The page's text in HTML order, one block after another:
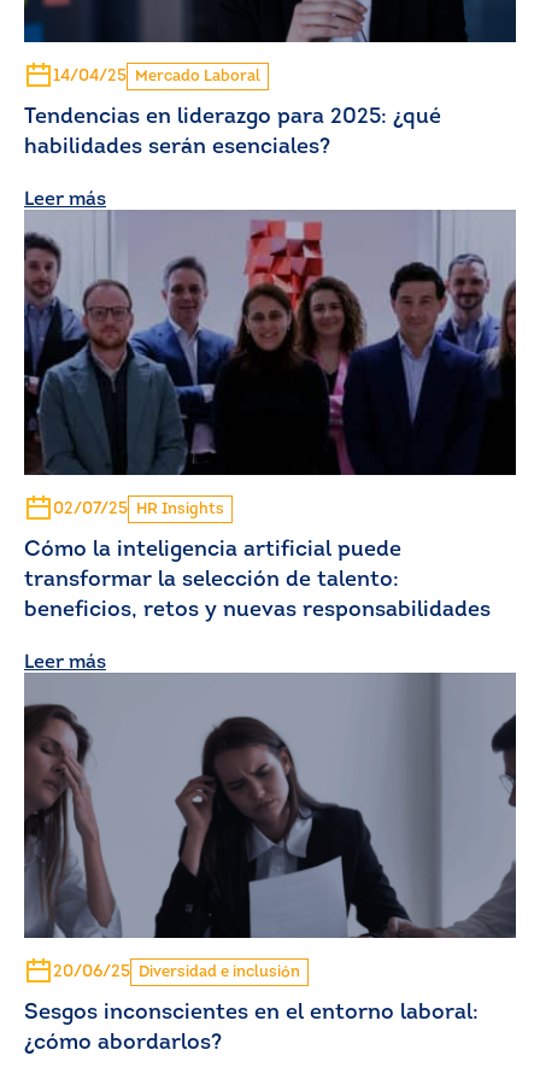
14/04/25 Mercado Laboral
Tendencias en liderazgo para 2025: ¿qué
habilidades serán esenciales?
Leer más
02/07/25 HR Insights
Cómo la inteligencia artificial puede
transformar la selección de talento:
beneficios, retos y nuevas responsabilidades
Leer más
20/06/25 Diversidad e inclusión
Sesgos inconscientes en el entorno laboral:
¿cómo abordarlos?